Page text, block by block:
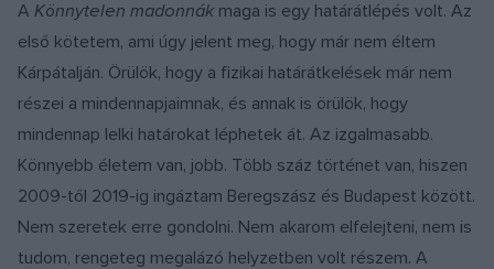
A Könnytelen madonnák maga is egy határátlépés volt. Az
első kötetem, ami úgy jelent meg, hogy már nem éltem
Kárpátalján. Örülök, hogy a fizikai határátkelések már nem
részei a mindennapjaimnak, és annak is örülök, hogy
mindennap lelki határokat léphetek át. Az izgalmasabb.
Könnyebb életem van, jobb. Több száz történet van, hiszen
2009-től 2019-ig ingáztam Beregszász és Budapest között.
Nem szeretek erre gondolni. Nem akarom elfelejteni, nem is
tudom, rengeteg megalázó helyzetben volt részem. A